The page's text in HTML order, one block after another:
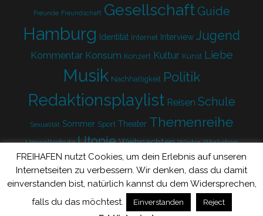
Freunde Freundschaft GesellschaftGuide
Hamburg Identität Internet Interview Jugend
Kommentar Konsum Konzert Kultur Kunst Liebe
Musik Nachhaltigkeit Politik
Redaktionsplaylist Reisen Schule
Sexualität Sommer Sport Theater Themenreihe
Umweltschutz Utopie Weihnachten Winter Workshop
Zukunft
FREIHAFEN nutzt Cookies, um dein Erlebnis auf unseren
Internetseiten zu verbessern. Wir denken, dass du damit
einverstanden bist, natürlich kannst du dem Widersprechen,
falls du das möchtest.
Einverstanden Reject